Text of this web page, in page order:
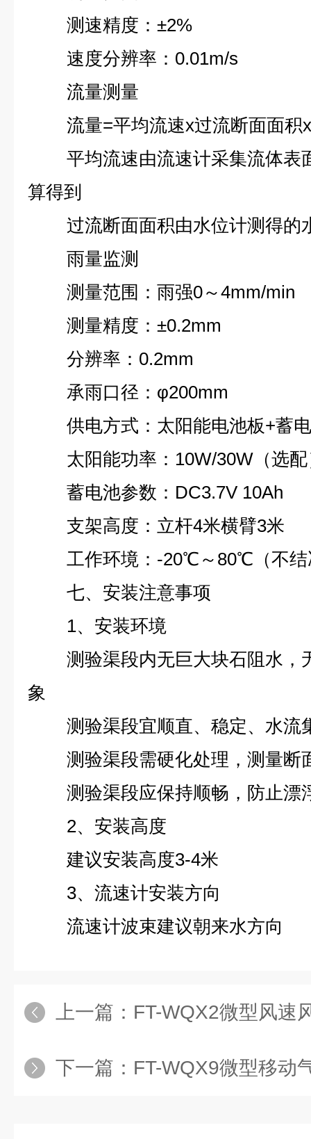
测速精度：±2%
速度分辨率：0.01m/s
流量测量
流量=平均流速x过流断面面积
平均流速由流速计采集流体表
算得到
过流断面面积由水位计测得的
雨量监测
测量范围：雨强0～4mm/min
测量精度：±0.2mm
分辨率：0.2mm
承雨口径：φ200mm
供电方式：太阳能电池板+蓄
太阳能功率：10W/30W（选
蓄电池参数：DC3.7V 10Ah
支架高度：立杆4米横臂3米
工作环境：-20℃～80℃（不结
七、安装注意事项
1、安装环境
测验渠段内无巨大块石阻水，
象
测验渠段宜顺直、稳定、水流
测验渠段需硬化处理，测量断
测验渠段应保持顺畅，防止漂
2、安装高度
建议安装高度3-4米
3、流速计安装方向
流速计波束建议朝来水方向
上一篇： FT-WQX2微型风速
下一篇： FT-WQX9微型移动